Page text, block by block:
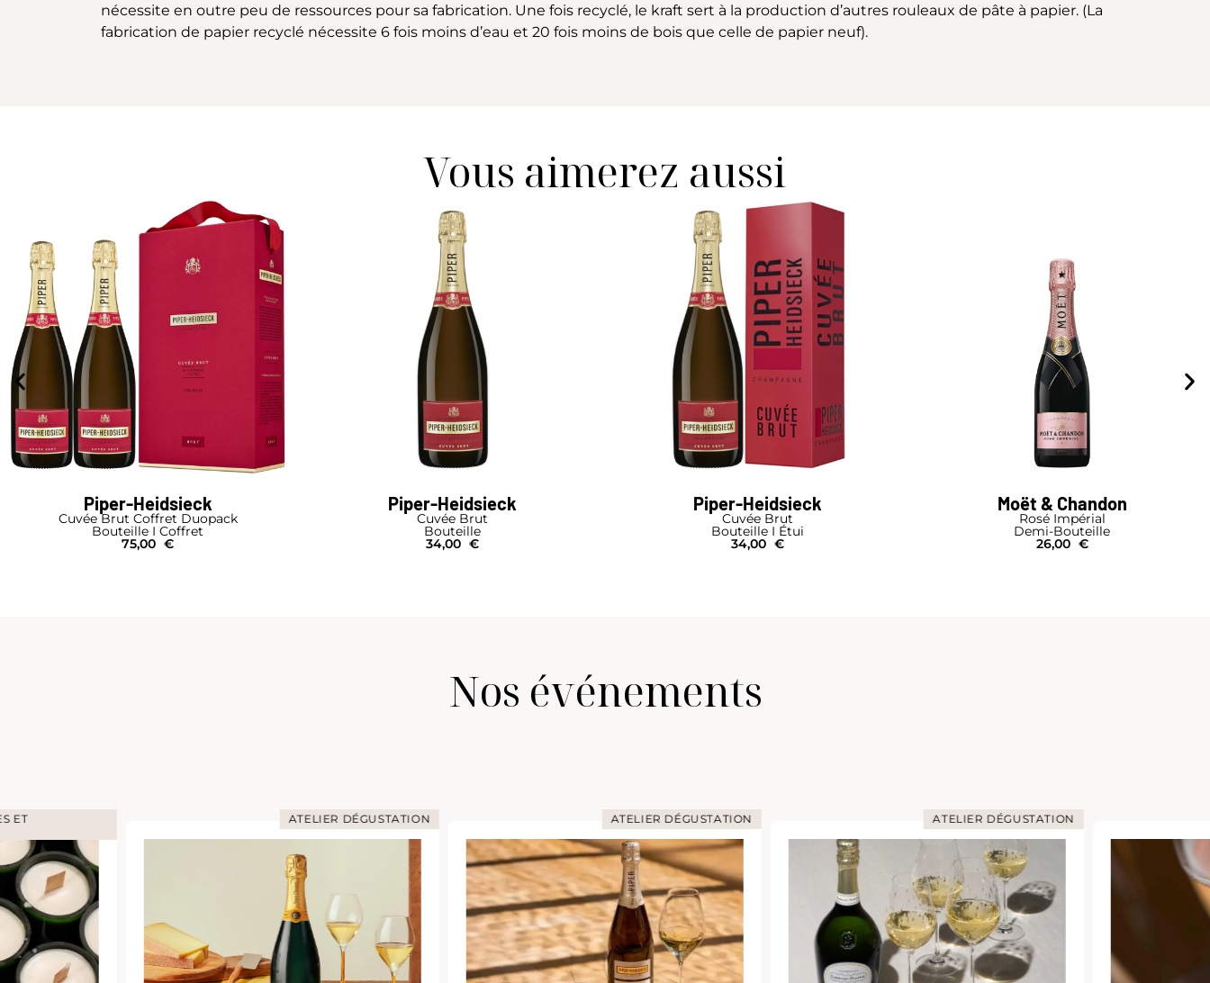
nécessite en outre peu de ressources pour sa fabrication. Une fois recyclé, le kraft sert à la production d’autres rouleaux de pâte à papier. (La
fabrication de papier recyclé nécessite 6 fois moins d’eau et 20 fois moins de bois que celle de papier neuf).
Vous aimerez aussi
Piper-Heidsieck
Cuvée Brut Coffret Duopack
Bouteille I Coffret
75,00 €
Piper-Heidsieck
Cuvée Brut
Bouteille
34,00 €
Piper-Heidsieck
Cuvée Brut
Bouteille I Étui
34,00 €
Moët & Chandon
Rosé Impérial
Demi-Bouteille
26,00 €
Nos événements
ET ATELIER DÉGUSTATION ATELIER DÉGUSTATION ATELIER DÉGUSTATION